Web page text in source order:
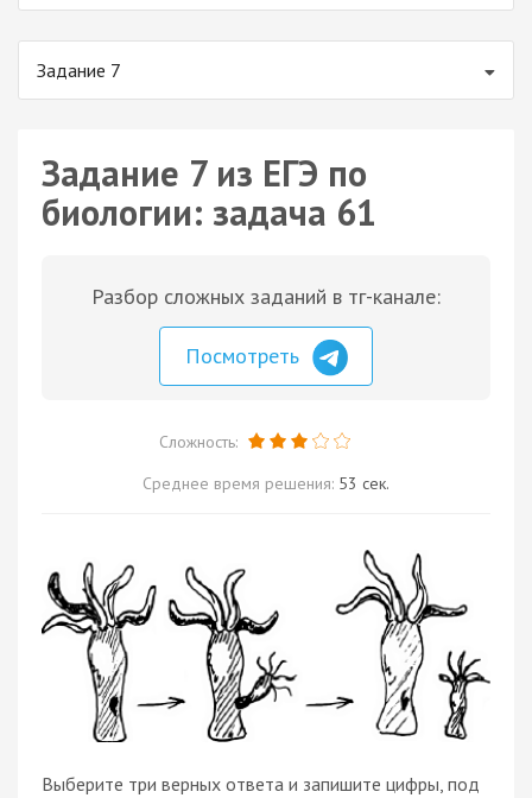
Задание 7
Задание 7 из ЕГЭ по
биологии: задача 61
Разбор сложных заданий в тг-канале:
Посмотреть
Сложность:
Среднее время решения: 53 сек.
Выберите три верных ответа и запишите цифры, под